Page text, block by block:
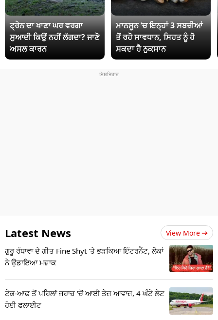
ਟ੍ਰੇਨ ਦਾ ਖਾਣਾ ਘਰ ਵਰਗਾ
ਸੁਆਦੀ ਕਿਉਂ ਨਹੀਂ ਲੱਗਦਾ? ਜਾਣੋ
ਅਸਲ ਕਾਰਨ
ਮਾਨਸੂਨ ‘ਚ ਇਨ੍ਹਾਂ 3 ਸਬਜ਼ੀਆਂ
ਤੋਂ ਰਹੋ ਸਾਵਧਾਨ, ਸਿਹਤ ਨੂੰ ਹੋ
ਸਕਦਾ ਹੈ ਨੁਕਸਾਨ
Latest News View More
ਗੁਰੂ ਰੰਧਾਵਾ ਦੇ ਗੀਤ Fine Shyt 'ਤੇ ਭੜਕਿਆ ਇੰਟਰਨੈੱਟ, ਲੋਕਾਂ
ਨੇ ਉਡਾਇਆ ਮਜ਼ਾਕ
ਟੇਕ-ਆਫ਼ ਤੋਂ ਪਹਿਲਾਂ ਜਹਾਜ਼ 'ਚੋਂ ਆਈ ਤੇਜ਼ ਆਵਾਜ਼, 4 ਘੰਟੇ ਲੇਟ
ਹੋਈ ਫਲਾਈਟ